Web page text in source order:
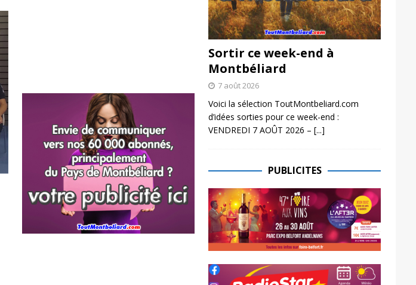
Sortir ce week-end à
Montbéliard
7 août 2026
Voici la sélection ToutMontbeliard.com
d’idées sorties pour ce week-end :
VENDREDI 7 AOÛT 2026 – [...]
PUBLICITES